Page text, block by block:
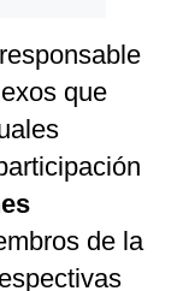
que
de la